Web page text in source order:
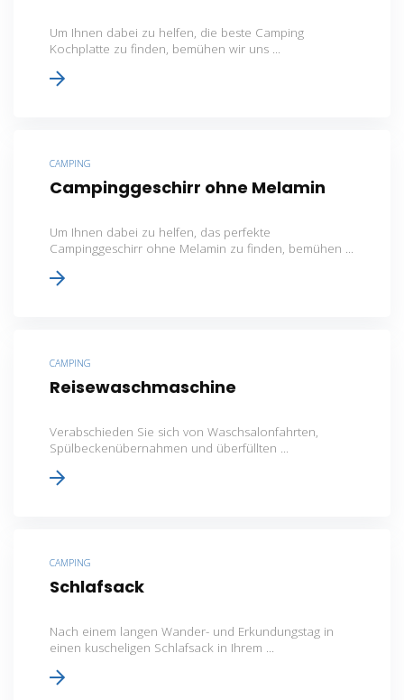
Um Ihnen dabei zu helfen, die beste Camping
Kochplatte zu finden, bemühen wir uns ...
CAMPING
Campinggeschirr ohne Melamin
Um Ihnen dabei zu helfen, das perfekte
Campinggeschirr ohne Melamin zu finden, bemühen ...
CAMPING
Reisewaschmaschine
Verabschieden Sie sich von Waschsalonfahrten,
Spülbeckenübernahmen und überfüllten ...
CAMPING
Schlafsack
Nach einem langen Wander- und Erkundungstag in
einen kuscheligen Schlafsack in Ihrem ...